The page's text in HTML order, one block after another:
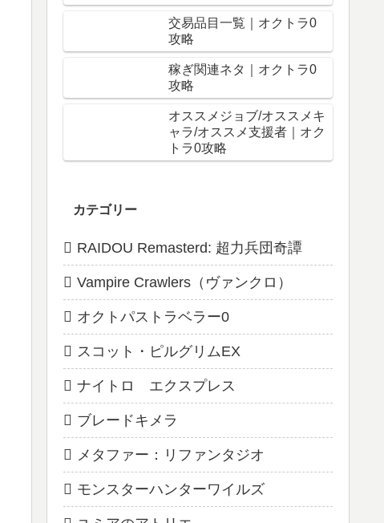
交易品目一覧｜オクトラ0
攻略
稼ぎ関連ネタ｜オクトラ0
攻略
オススメジョブ/オススメキ
ャラ/オススメ支援者｜オク
トラ0攻略
カテゴリー
RAIDOU Remasterd: 超力兵団奇譚
Vampire Crawlers（ヴァンクロ）
オクトパストラベラー0
スコット・ピルグリムEX
ナイトロ エクスプレス
ブレードキメラ
メタファー：リファンタジオ
モンスターハンターワイルズ